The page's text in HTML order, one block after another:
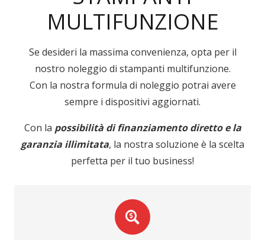
MULTIFUNZIONE
Se desideri la massima convenienza, opta per il
nostro noleggio di stampanti multifunzione.
Con la nostra formula di noleggio potrai avere
sempre i dispositivi aggiornati.
Con la possibilità di finanziamento diretto e la
garanzia illimitata, la nostra soluzione è la scelta
perfetta per il tuo business!